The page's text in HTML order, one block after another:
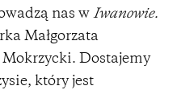
nas w Iwanowie.
Małgorzata
Dostajemy
który jest